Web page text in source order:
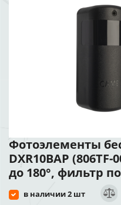
Фотоэлементы
DXR10BAP
до 180°, фильтр
в наличии 2 шт